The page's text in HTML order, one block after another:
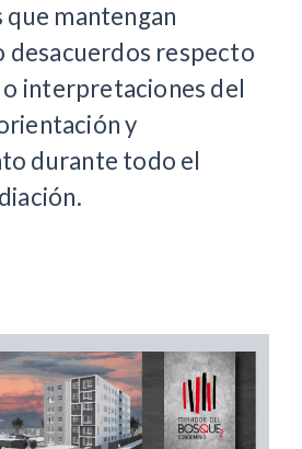
mantengan
desacuerdos respecto
interpretaciones del
y
durante todo el